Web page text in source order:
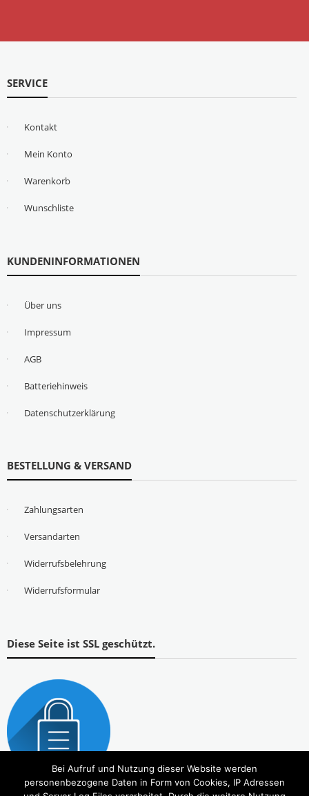
SERVICE
Kontakt
Mein Konto
Warenkorb
Wunschliste
KUNDENINFORMATIONEN
Über uns
Impressum
AGB
Batteriehinweis
Datenschutzerklärung
BESTELLUNG & VERSAND
Zahlungsarten
Versandarten
Widerrufsbelehrung
Widerrufsformular
Diese Seite ist SSL geschützt.
Bei Aufruf und Nutzung dieser Website werden
personenbezogene Daten in Form von Cookies, IP Adressen